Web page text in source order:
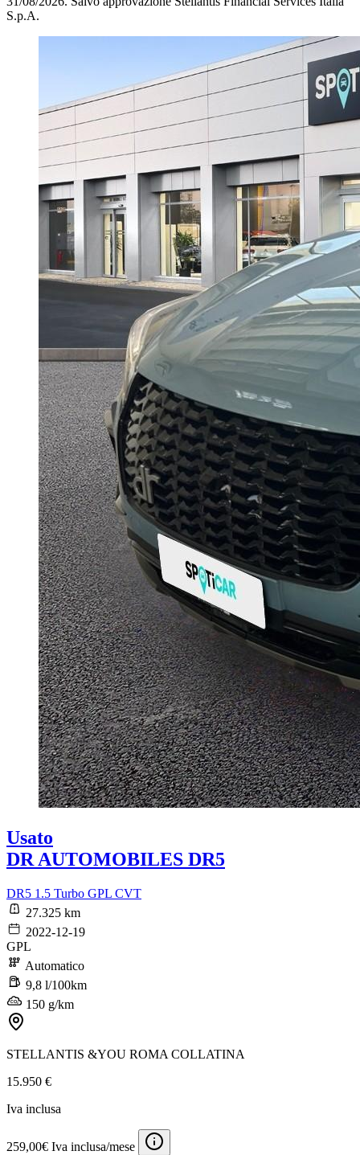
S.p.A.
Usato
DR AUTOMOBILES DR5
DR5 1.5 Turbo GPL CVT
27.325 km
2022-12-19
GPL
Automatico
9,8 l/100km
150 g/km
STELLANTIS &YOU ROMA COLLATINA
15.950 €
Iva inclusa
259,00€ Iva inclusa/mese